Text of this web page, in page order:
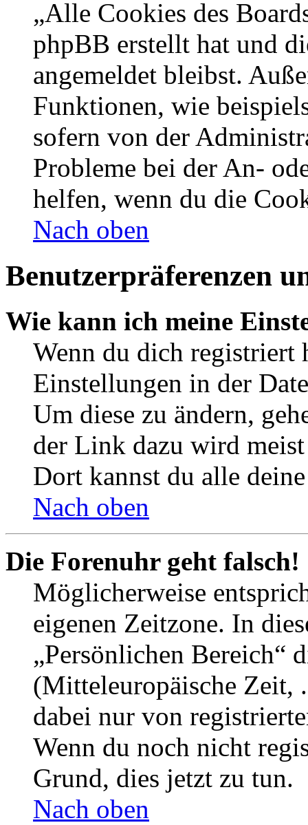
„Alle Cookies des
phpBB erstellt hat und
angemeldet bleibst.
Funktionen, wie
sofern von der
Probleme bei der An-
helfen, wenn du die
Nach oben
Benutzerpräferenzen
Wie kann ich meine
Wenn du dich registriert
Einstellungen in der
Um diese zu ändern,
der Link dazu wird
Dort kannst du alle
Nach oben
Die Forenuhr geht falsch!
Möglicherweise
eigenen Zeitzone. In
„Persönlichen Bereich“
(Mitteleuropäische Zeit,
dabei nur von
Wenn du noch nicht
Grund, dies jetzt zu tun.
Nach oben